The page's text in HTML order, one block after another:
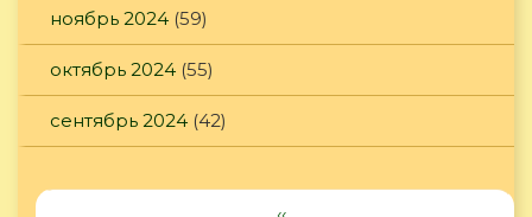
ноябрь 2024 (59)
октябрь 2024 (55)
сентябрь 2024 (42)